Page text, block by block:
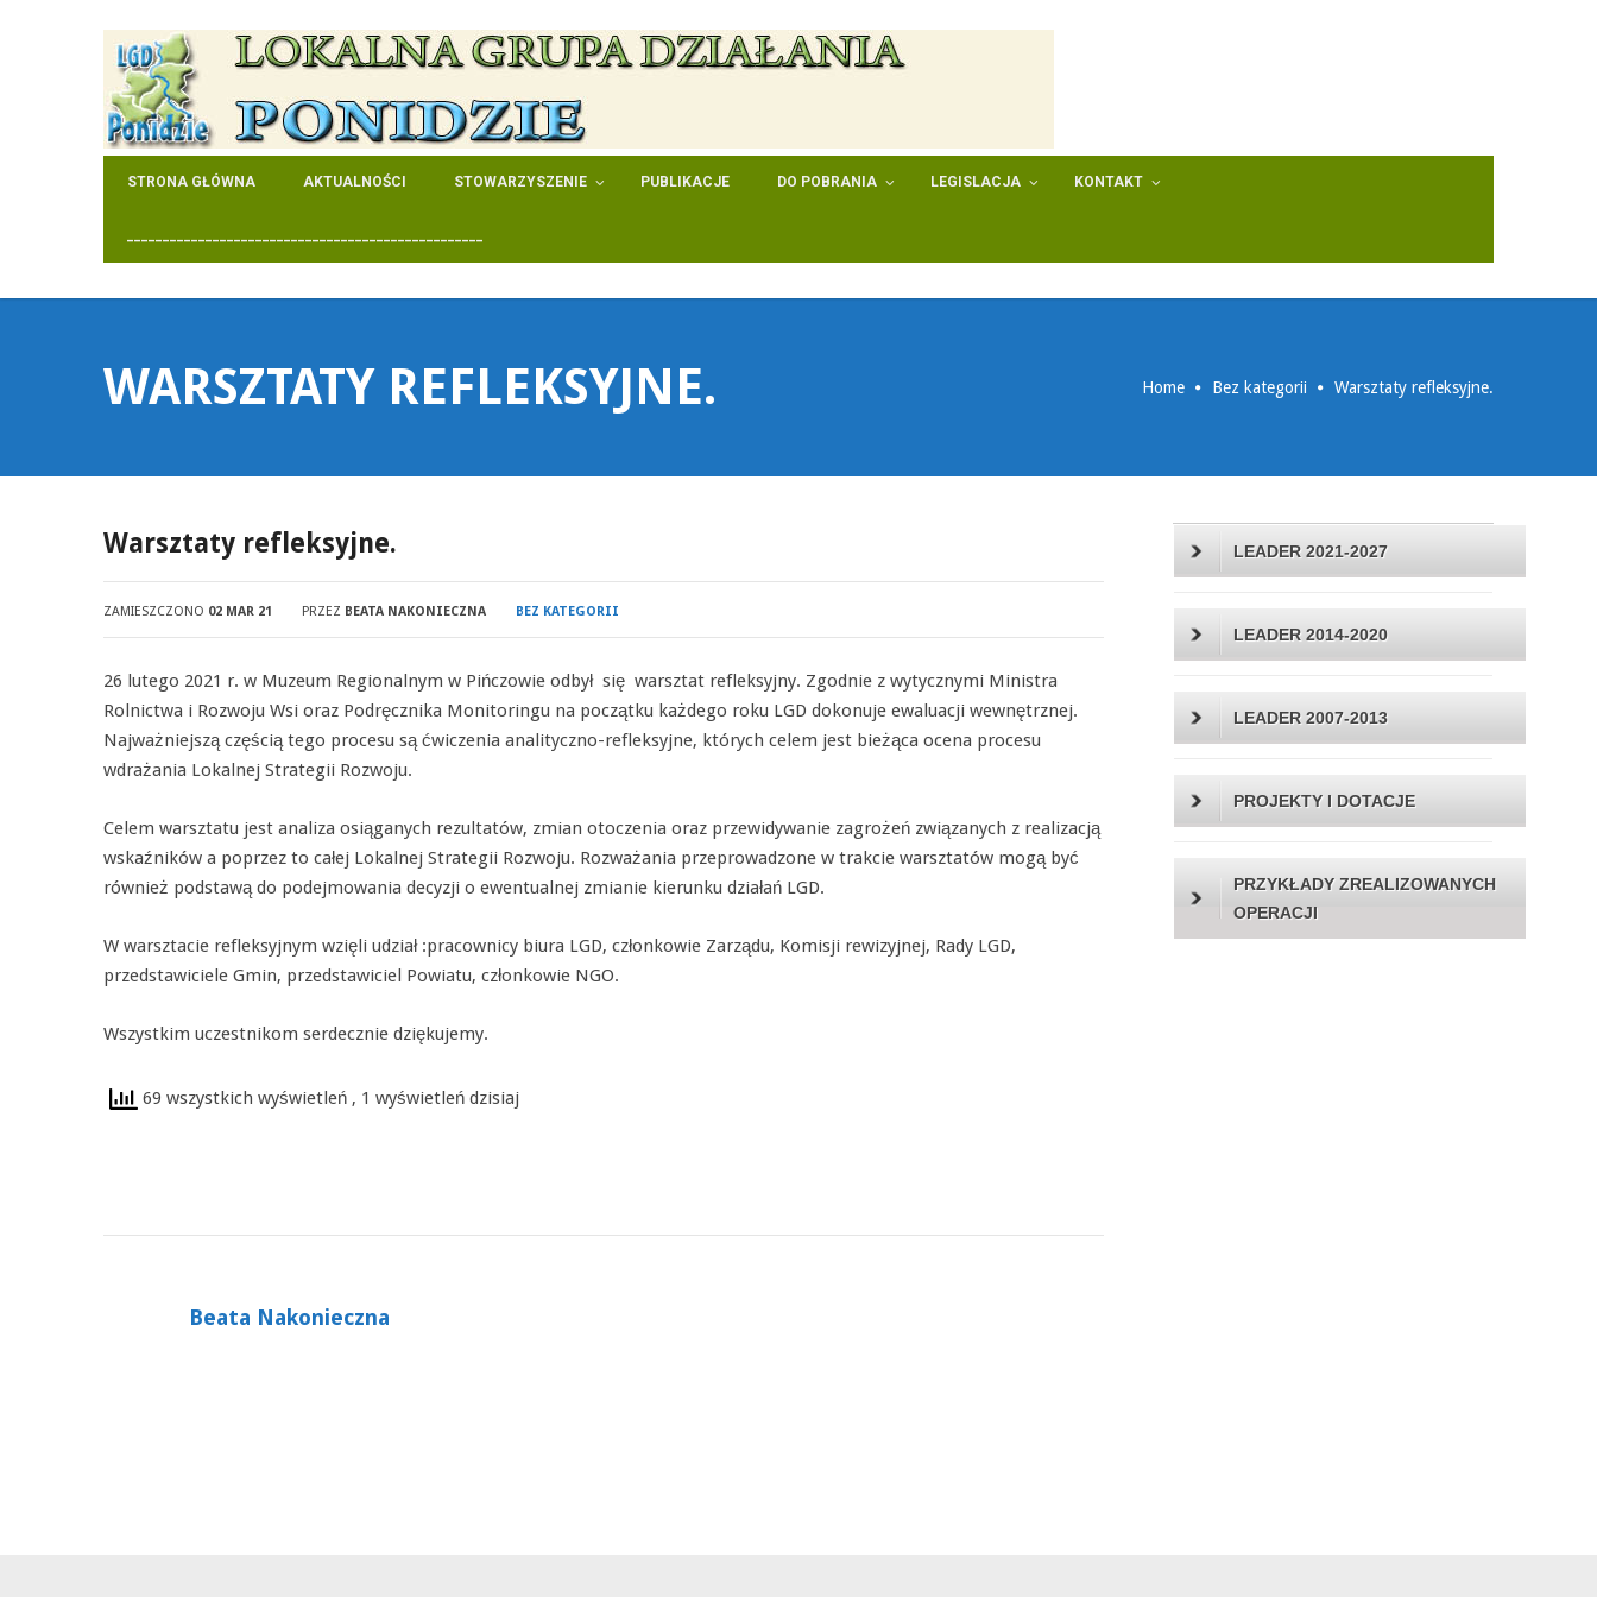
STRONA GŁÓWNA AKTUALNOŚCI STOWARZYSZENIE PUBLIKACJE DO POBRANIA LEGISLACJA KONTAKT
__________________________________________________
WARSZTATY REFLEKSYJNE. Home Bez kategorii Warsztaty refleksyjne.
Warsztaty refleksyjne.
ZAMIESZCZONO 02 MAR 21 PRZEZ BEATA NAKONIECZNA BEZ KATEGORII
26 lutego 2021 r. w Muzeum Regionalnym w Pińczowie odbył się warsztat refleksyjny. Zgodnie z wytycznymi Ministra
Rolnictwa i Rozwoju Wsi oraz Podręcznika Monitoringu na początku każdego roku LGD dokonuje ewaluacji wewnętrznej.
Najważniejszą częścią tego procesu są ćwiczenia analityczno-refleksyjne, których celem jest bieżąca ocena procesu
wdrażania Lokalnej Strategii Rozwoju.
Celem warsztatu jest analiza osiąganych rezultatów, zmian otoczenia oraz przewidywanie zagrożeń związanych z realizacją
wskaźników a poprzez to całej Lokalnej Strategii Rozwoju. Rozważania przeprowadzone w trakcie warsztatów mogą być
również podstawą do podejmowania decyzji o ewentualnej zmianie kierunku działań LGD.
W warsztacie refleksyjnym wzięli udział :pracownicy biura LGD, członkowie Zarządu, Komisji rewizyjnej, Rady LGD,
przedstawiciele Gmin, przedstawiciel Powiatu, członkowie NGO.
Wszystkim uczestnikom serdecznie dziękujemy.
69 wszystkich wyświetleń , 1 wyświetleń dzisiaj
Beata Nakonieczna
LEADER 2021-2027
LEADER 2014-2020
LEADER 2007-2013
PROJEKTY I DOTACJE
PRZYKŁADY ZREALIZOWANYCH
OPERACJI